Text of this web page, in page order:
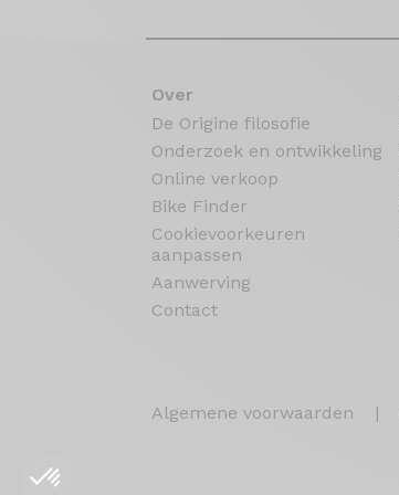
Over
De Origine filosofie
Onderzoek en ontwikkeling
Online verkoop
Bike Finder
Cookievoorkeuren
aanpassen
Aanwerving
Contact
Algemene voorwaarden |